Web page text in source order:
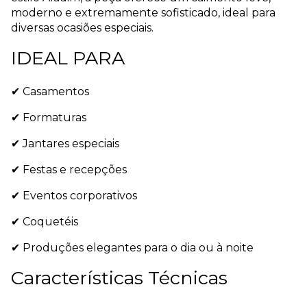
moderno e extremamente sofisticado, ideal para
diversas ocasiões especiais.
IDEAL PARA
✔ Casamentos
✔ Formaturas
✔ Jantares especiais
✔ Festas e recepções
✔ Eventos corporativos
✔ Coquetéis
✔ Produções elegantes para o dia ou à noite
Características Técnicas